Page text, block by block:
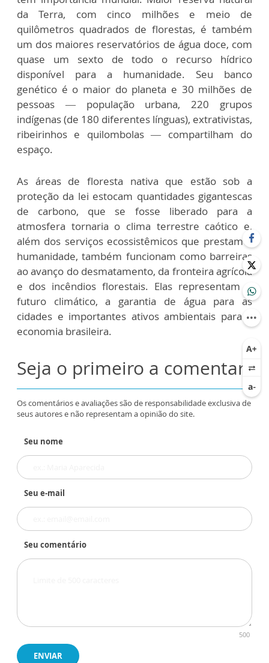
da Terra, com cinco milhões e meio de
quilômetros quadrados de florestas, é também
um dos maiores reservatórios de água doce, com
quase um sexto de todo o recurso hídrico
disponível para a humanidade. Seu banco
genético é o maior do planeta e 30 milhões de
pessoas — população urbana, 220 grupos
indígenas (de 180 diferentes línguas), extrativistas,
ribeirinhos e quilombolas — compartilham do
espaço.
As áreas de floresta nativa que estão sob a
proteção da lei estocam quantidades gigantescas
de carbono, que se fosse liberado para a
atmosfera tornaria o clima terrestre caótico e,
além dos serviços ecossistêmicos que prestam à
humanidade, também funcionam como barreiras
ao avanço do desmatamento, da fronteira agrícola
e dos incêndios florestais. Elas representam o
futuro climático, a garantia de água para as
cidades e importantes ativos ambientais para a
economia brasileira.
Seja o primeiro a comentar
Os comentários e avaliações são de responsabilidade exclusiva de
seus autores e não representam a opinião do site.
Seu nome
Seu e-mail
Seu comentário
500
ENVIAR